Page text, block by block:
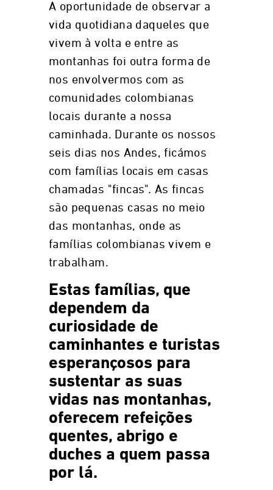
A oportunidade de observar a
vida quotidiana daqueles que
vivem à volta e entre as
montanhas foi outra forma de
nos envolvermos com as
comunidades colombianas
locais durante a nossa
caminhada. Durante os nossos
seis dias nos Andes, ficámos
com famílias locais em casas
chamadas "fincas". As fincas
são pequenas casas no meio
das montanhas, onde as
famílias colombianas vivem e
trabalham.
Estas famílias, que
dependem da
curiosidade de
caminhantes e turistas
esperançosos para
sustentar as suas
vidas nas montanhas,
oferecem refeições
quentes, abrigo e
duches a quem passa
por lá.